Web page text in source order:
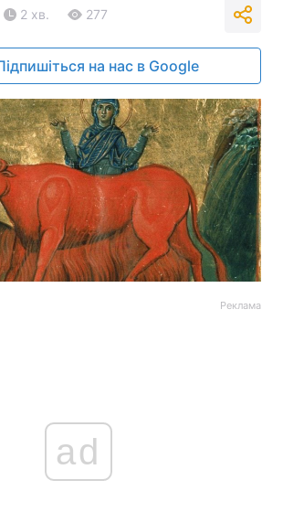
2 хв. 277
на нас в Google
Реклама
ad